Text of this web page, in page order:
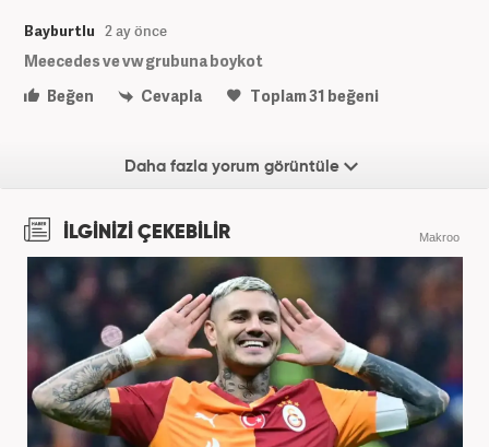
Bayburtlu 2 ay önce
Meecedes ve vw grubuna boykot
Beğen
Cevapla Toplam31 beğeni
Daha fazla yorum görüntüle
İLGİNİZİ ÇEKEBİLİR Makroo